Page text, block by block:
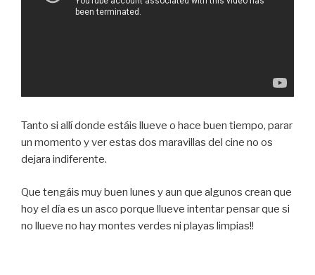
Tanto si allí donde estáis llueve o hace buen tiempo, parar
un momento y ver estas dos maravillas del cine no os
dejara indiferente.
Que tengáis muy buen lunes y aun que algunos crean que
hoy el día es un asco porque llueve intentar pensar que si
no llueve no hay montes verdes ni playas limpias!!